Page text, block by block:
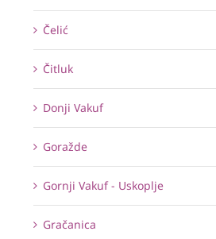
Čelić
Čitluk
Donji Vakuf
Goražde
Gornji Vakuf - Uskoplje
Gračanica